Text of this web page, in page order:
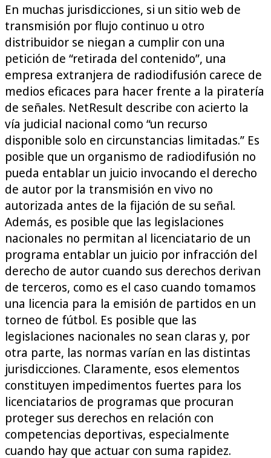
En muchas jurisdicciones, si un sitio web de
transmisión por flujo continuo u otro
distribuidor se niegan a cumplir con una
petición de “retirada del contenido”, una
empresa extranjera de radiodifusión carece de
medios eficaces para hacer frente a la piratería
de señales. NetResult describe con acierto la
vía judicial nacional como “un recurso
disponible solo en circunstancias limitadas.” Es
posible que un organismo de radiodifusión no
pueda entablar un juicio invocando el derecho
de autor por la transmisión en vivo no
autorizada antes de la fijación de su señal.
Además, es posible que las legislaciones
nacionales no permitan al licenciatario de un
programa entablar un juicio por infracción del
derecho de autor cuando sus derechos derivan
de terceros, como es el caso cuando tomamos
una licencia para la emisión de partidos en un
torneo de fútbol. Es posible que las
legislaciones nacionales no sean claras y, por
otra parte, las normas varían en las distintas
jurisdicciones. Claramente, esos elementos
constituyen impedimentos fuertes para los
licenciatarios de programas que procuran
proteger sus derechos en relación con
competencias deportivas, especialmente
cuando hay que actuar con suma rapidez.